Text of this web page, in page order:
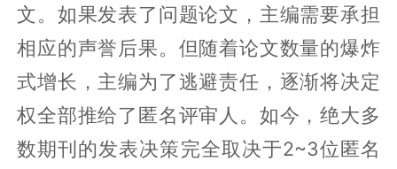
文。如果发表了问题论文，主编需要承担
相应的声誉后果。但随着论文数量的爆炸
式增长，主编为了逃避责任，逐渐将决定
权全部推给了匿名评审人。如今，绝大多
数期刊的发表决策完全取决于2~3位匿名